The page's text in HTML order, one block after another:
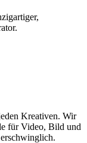
Kreativen. Wir
für Video, Bild und